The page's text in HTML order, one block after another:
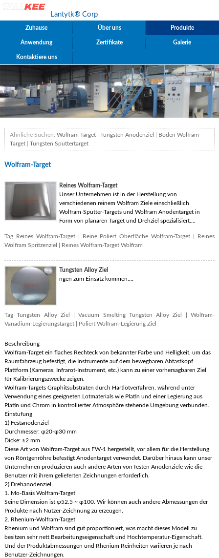
Lantytk® Corp
Zuhause Über uns Produkte
Anwendung Zertifikate Galerie
Kontaktiere uns
Ähnliche Suchen: Wolfram-Target| Tungsten Anodenziel
Boden Wolfram-
Target| Tungsten Sputtertarget
Wolfram-Target
Reines Wolfram-Target
Unser Unternehmen ist in der Herstellung von
verschiedenen reinem Wolfram Ziele einschließlich
Wolfram-Sputter-Targets und Wolfram Anodentarget in
Form von planaren Target und Drehziel spezialisiert....
Tag Reines Wolfram-Target| Reine Poliert Oberfläche Wolfram-Target
Reines
Wolfram Spritzenziel
Reines Wolfram-Target Wolfram
Tungsten Alloy Ziel
ngen zum Einsatz kommen....
TagTungsten Alloy Ziel |Vacuum Smelting Tungsten Alloy Ziel |Wolfram-
Vanadium-Legierungstarget| Poliert Wolfram-Legierung Ziel
Beschreibung
Wolfram-Target ein flaches Rechteck von bekannter Farbe und Helligkeit, um das
Raumfahrzeug befestigt, die Instrumente auf dem bewegbaren Abtastkopf
Plattform (Kameras, Infrarot-Instrument, etc.) kann zu einer vorhersagbaren Ziel
für Kalibrierungszwecke zeigen.
Wolfram-Targets Graphitsubstraten durch Hartlötverfahren, während unter
Verwendung eines geeigneten Lotmaterials wie Platin und einer Legierung aus
Platin und Chrom in kontrollierter Atmosphäre stehende Umgebung verbunden.
Einstufung
1) Festanodenziel
Durchmesser: φ20-φ30 mm
Dicke: ≥2 mm
Diese Art von Wolfram-Target aus FW-1 hergestellt, vor allem für die Herstellung
von Röntgenröhre befestigt Anodentarget verwendet. Darüber hinaus kann unser
Unternehmen produzieren auch andere Arten von festen Anodenziele wie die
Benutzer mit ihrem gelieferten Zeichnungen erforderlich.
2) Drehanodenziel
1. Mo-Basis Wolfram-Target
Seine Dimension ist φ52.5 ~ φ100. Wir können auch andere Abmessungen der
Produkte nach Nutzer-Zeichnung zu erzeugen.
2. Rhenium-Wolfram-Target
Rhenium und Wolfram sind gut proportioniert, was macht dieses Modell zu
besitzen sehr nett Bearbeitungseigenschaft und Hochtemperatur-Eigenschaft.
Und der Produktabmessungen und Rhenium Reinheiten variieren je nach
Benutzer-Zeichnungen.